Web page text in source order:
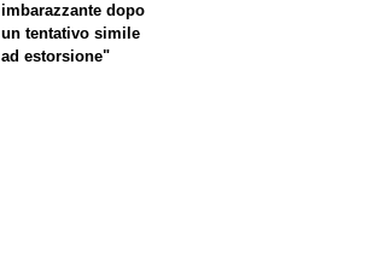
imbarazzante dopo
un tentativo simile
ad estorsione"